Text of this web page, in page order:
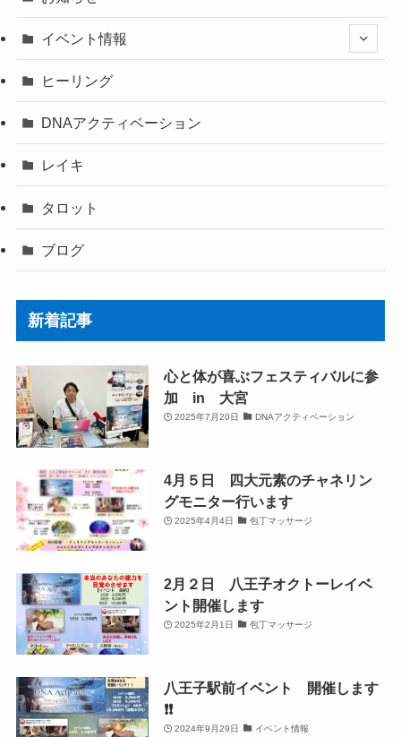
イベント情報
ヒーリング
DNAアクティベーション
レイキ
タロット
ブログ
新着記事
心と体が喜ぶフェスティバルに参
加 in 大宮
2025年7月20日 DNAアクティベーション
4月５日 四大元素のチャネリン
グモニター行います
2025年4月4日 包丁マッサージ
2月２日 八王子オクトーレイベ
ント開催します
2025年2月1日 包丁マッサージ
八王子駅前イベント 開催します
❗️❗️
2024年9月29日 イベント情報